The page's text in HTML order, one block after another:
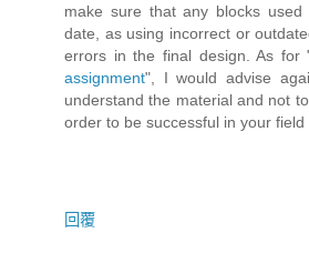
make sure that any blocks
date, as using incorrect or
errors in the final design. As for
assignment", I would advise
understand the material and not
order to be successful in your field
回覆